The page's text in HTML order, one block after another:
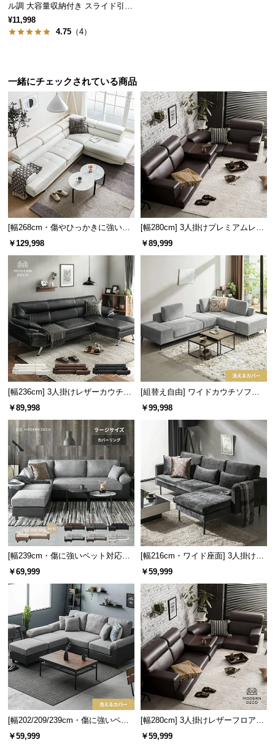
お
知
ブ
ロ
グ
企
業
情
報
ル調 大容量収納付き スライド引き
出し2杯
¥11,998
4.75 （4）
一緒にチェックされている商品
[幅268cm・傷やひっかきに強いEP
Uタイプ] 3人掛けレザーカウチソフ
￥129,998
[幅280cm] 3人掛けプレミアムレザ
ーフロアソファ
￥89,999
[幅236cm] 3人掛けレザーカウチソ
ファ
￥89,998
[組替え自由] ワイドカウチソファ
セット
￥99,998
[幅239cm・傷に強いペット対応生
地も] レイアウト自由 3人掛けカウ
￥69,999
[幅216cm・ワイド座面] 3人掛けカ
ウチソファ ブラックスチール脚 L
￥59,999
[幅202/209/239cm・傷に強いペッ
ト対応生地も] レイアウト自由 3人
￥59,999
[幅280cm] 3人掛けレザーフロアソ
ファ
￥59,999